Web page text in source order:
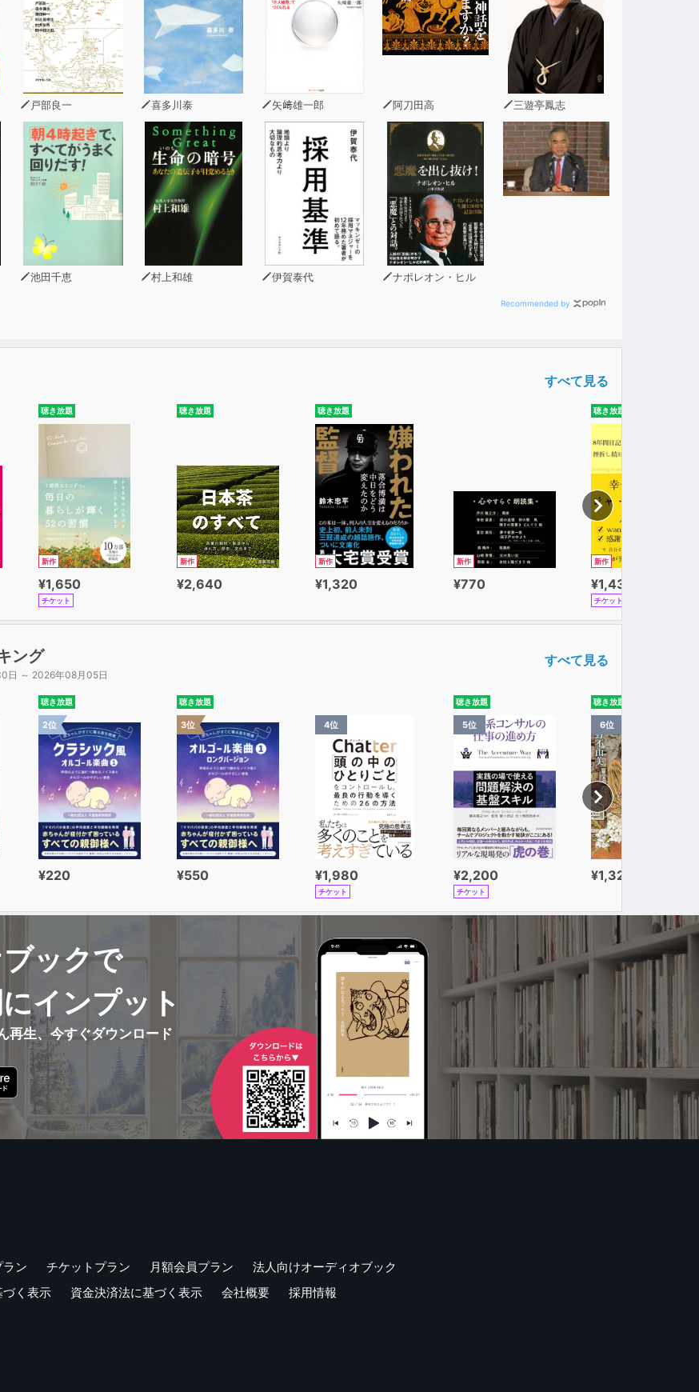
は、これまでもあったが、「革新的企業の理論」や、「内部留保と再投資」対「削減と分配」といったラ
点から明快かつ緻密な分析を加えているところが、本書の愛大の特徴であり、説得力を与えている。
戸部良一 喜多川泰 矢﨑雄一郎 阿刀田高 三遊亭鳳志
池田千恵 村上和雄 伊賀泰代 ナポレオン・ヒル
Recommended by
すべて見る
聴き放題
新作
¥1,650
チケット
聴き放題
新作
¥2,640
聴き放題
新作
¥1,320
新作
¥770
聴き放題
新作
¥1,430
チケット
ング
日 ～ 2026年08月05日
すべて見る
聴き放題
2位
¥220
聴き放題
3位
¥550
4位
¥1,980
チケット
聴き放題
5位
¥2,200
チケット
聴き放題
6位
¥1,320
ックで
インプット
再生、今すぐダウンロード
ン チケットプラン 月額会員プラン
法人向けオーディオブック
く表示 資金決済法に基づく表示 会社概要 採用情報